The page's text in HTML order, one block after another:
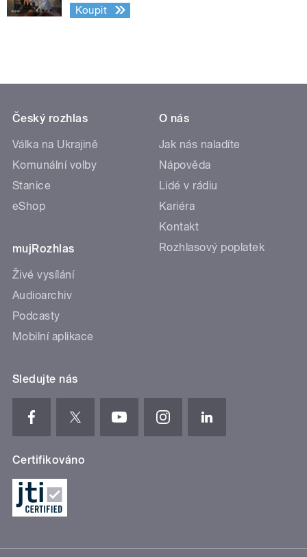
Koupit
Český rozhlas
Válka na Ukrajině
Komunální volby
Stanice
eShop
mujRozhlas
Živé vysílání
Audioarchiv
Podcasty
Mobilní aplikace
O nás
Jak nás naladíte
Nápověda
Lidé v rádiu
Kariéra
Kontakt
Rozhlasový poplatek
Sledujte nás
Certifikováno